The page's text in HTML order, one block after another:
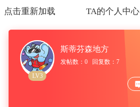
点击重新加载 TA的个人中心
LV3
斯蒂芬森地方
发帖数：0 回复数：7